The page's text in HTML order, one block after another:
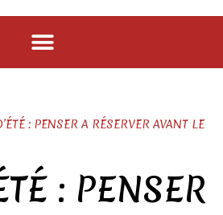
: PENSER A RÉSERVER AVANT LE
: PENSER